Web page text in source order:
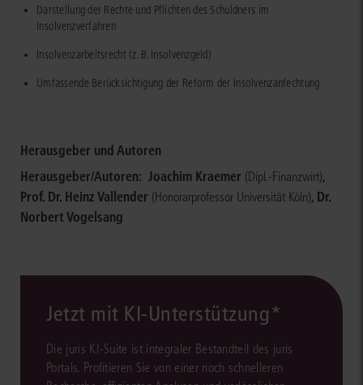
Darstellung der Rechte und Pflichten des Schuldners im
Insolvenzverfahren
Insolvenzarbeitsrecht (z. B. Insolvenzgeld)
Umfassende Berücksichtigung der Reform der Insolvenzanfechtung​​​​​​​​​​​​​​​​​​​​​​​​​​​​​​​​​​​​​​​​​​​​​​​​​​​​​​
Herausgeber und Autoren
Herausgeber/Autoren: Joachim Kraemer (Dipl.-Finanzwirt),
Prof. Dr. Heinz Vallender (Honorarprofessor Universität Köln), Dr.
Norbert Vogelsang
Jetzt mit KI-Unterstützung*
Die juris KI-Suite ist integraler Bestandteil des juris
Portals. Profitieren Sie von einer noch schnelleren